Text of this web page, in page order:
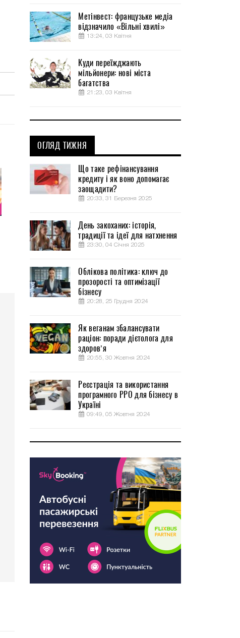
Метінвест: французьке медіа
відзначило «Вільні хвилі»
13:24, 03 Квітня
Куди переїжджають
мільйонери: нові міста
багатства
21:23, 03 Квітня
ОГЛЯД ТИЖНЯ
Що таке рефінансування
кредиту і як воно допомагає
заощадити?
20:33, 31 Березня 2025
День закоханих: історія,
традиції та ідеї для натхнення
23:30, 04 Січня 2025
Облікова політика: ключ до
прозорості та оптимізації
бізнесу
20:28, 25 Грудня 2024
Як веганам збалансувати
раціон: поради дієтолога для
здоров’я
20:55, 30 Жовтня 2024
Реєстрація та використання
програмного РРО для бізнесу в
Україні
09:49, 05 Жовтня 2024